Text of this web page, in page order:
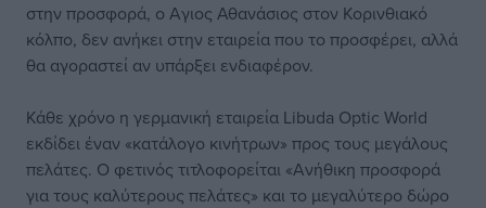
στην προσφορά, ο Αγιος Αθανάσιος στον Κορινθιακό
κόλπο, δεν ανήκει στην εταιρεία που το προσφέρει, αλλά
θα αγοραστεί αν υπάρξει ενδιαφέρον.
Κάθε χρόνο η γερμανική εταιρεία Libuda Optic World
εκδίδει έναν «κατάλογο κινήτρων» προς τους μεγάλους
πελάτες. Ο φετινός τιτλοφορείται «Ανήθικη προσφορά
για τους καλύτερους πελάτες» και το μεγαλύτερο δώρο